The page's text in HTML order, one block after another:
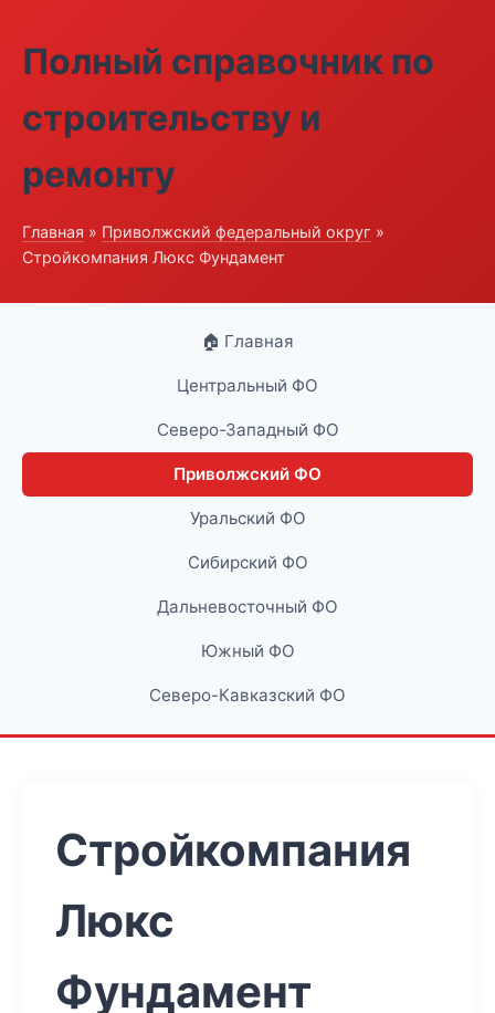
Полный справочник по
строительству и
ремонту
Главная » Приволжский федеральный округ »
Стройкомпания Люкс Фундамент
🏠 Главная
Центральный ФО
Северо-Западный ФО
Приволжский ФО
Уральский ФО
Сибирский ФО
Дальневосточный ФО
Южный ФО
Северо-Кавказский ФО
Стройкомпания
Люкс
Фундамент